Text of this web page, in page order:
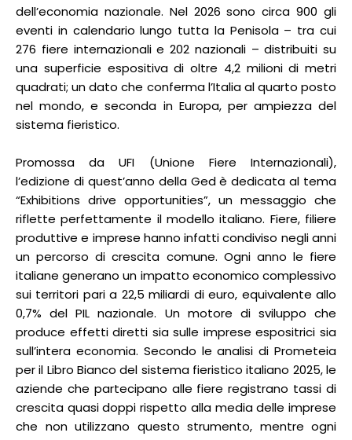
dell’economia nazionale. Nel 2026 sono circa 900 gli
eventi in calendario lungo tutta la Penisola – tra cui
276 fiere internazionali e 202 nazionali – distribuiti su
una superficie espositiva di oltre 4,2 milioni di metri
quadrati; un dato che conferma l’Italia al quarto posto
nel mondo, e seconda in Europa, per ampiezza del
sistema fieristico.
Promossa da UFI (Unione Fiere Internazionali),
l’edizione di quest’anno della Ged è dedicata al tema
“Exhibitions drive opportunities”, un messaggio che
riflette perfettamente il modello italiano. Fiere, filiere
produttive e imprese hanno infatti condiviso negli anni
un percorso di crescita comune. Ogni anno le fiere
italiane generano un impatto economico complessivo
sui territori pari a 22,5 miliardi di euro, equivalente allo
0,7% del PIL nazionale. Un motore di sviluppo che
produce effetti diretti sia sulle imprese espositrici sia
sull’intera economia. Secondo le analisi di Prometeia
per il Libro Bianco del sistema fieristico italiano 2025, le
aziende che partecipano alle fiere registrano tassi di
crescita quasi doppi rispetto alla media delle imprese
che non utilizzano questo strumento, mentre ogni